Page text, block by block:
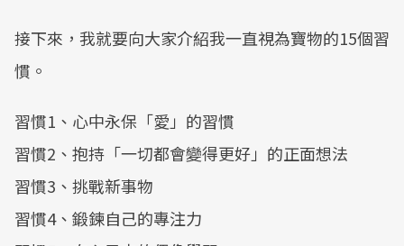
接下來，我就要向大家介紹我一直視為寶物的15個習
慣。
習慣1、心中永保「愛」的習慣
習慣2、抱持「一切都會變得更好」的正面想法
習慣3、挑戰新事物
習慣4、鍛鍊自己的專注力